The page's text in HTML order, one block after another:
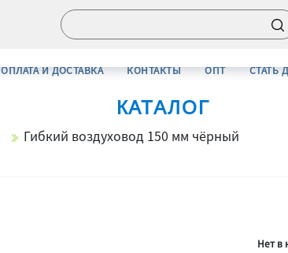
ОПЛАТА И ДОСТАВКА КОНТАКТЫ ОПТ СТАТЬ
КАТАЛОГ
Гибкий воздуховод 150 мм чёрный
Нет в